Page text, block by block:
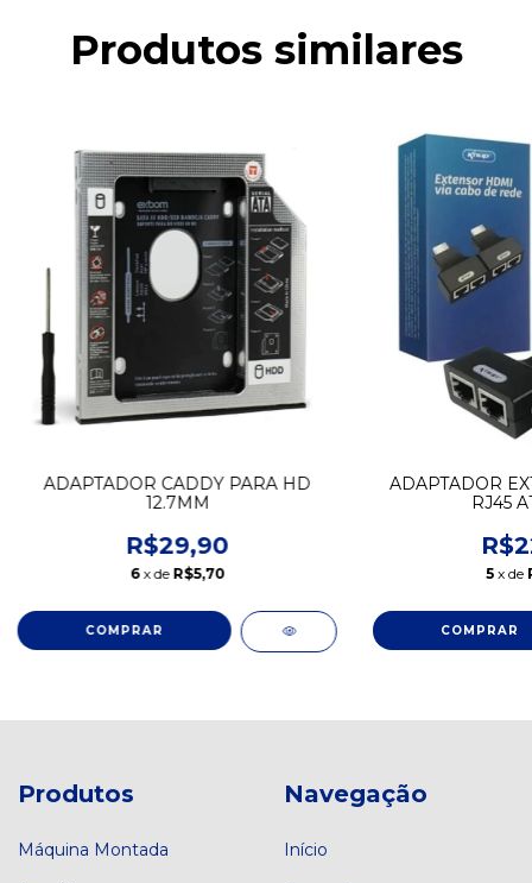
Produtos similares
ADAPTADOR CADDY PARA HD
12.7MM
R$29,90
6 x de R$5,70
ADAPTADOR
RJ45
5 x de
Produtos
Máquina Montada
Navegação
Início